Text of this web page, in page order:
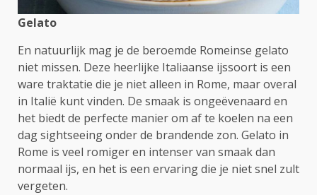
Gelato
En natuurlijk mag je de beroemde Romeinse gelato
niet missen. Deze heerlijke Italiaanse ijssoort is een
ware traktatie die je niet alleen in Rome, maar overal
in Italië kunt vinden. De smaak is ongeëvenaard en
het biedt de perfecte manier om af te koelen na een
dag sightseeing onder de brandende zon. Gelato in
Rome is veel romiger en intenser van smaak dan
normaal ijs, en het is een ervaring die je niet snel zult
vergeten.